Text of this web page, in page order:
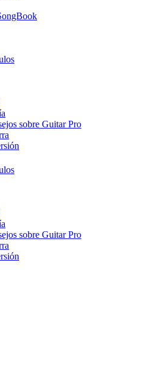
sobre Guitar Pro
sobre Guitar Pro